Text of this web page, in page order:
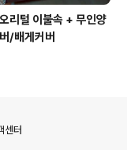
리털 이불속 + 무인양
/배게커버
센터